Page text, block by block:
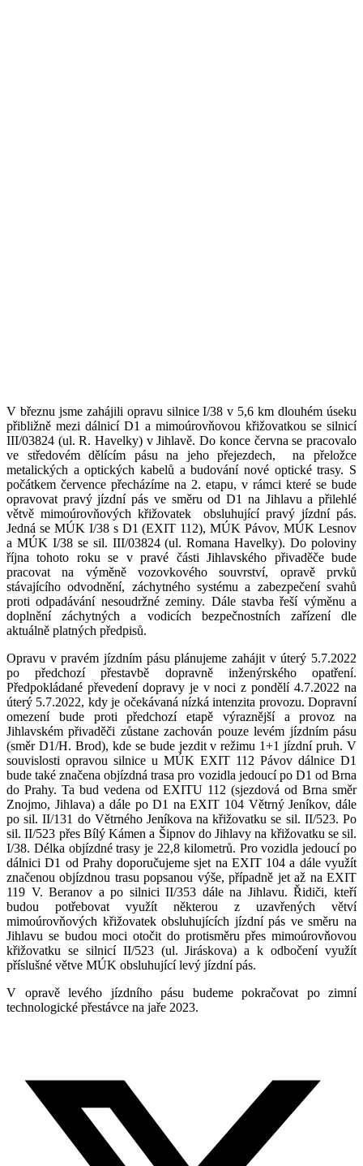
V březnu jsme zahájili opravu silnice I/38 v 5,6 km dlouhém úseku
přibližně mezi dálnicí D1 a mimoúrovňovou křižovatkou se silnicí
III/03824 (ul. R. Havelky) v Jihlavě. Do konce června se pracovalo
ve středovém dělícím pásu na jeho přejezdech, na přeložce
metalických a optických kabelů a budování nové optické trasy. S
počátkem července přecházíme na 2. etapu, v rámci které se bude
opravovat pravý jízdní pás ve směru od D1 na Jihlavu a přilehlé
větvě mimoúrovňových křižovatek obsluhující pravý jízdní pás.
Jedná se MÚK I/38 s D1 (EXIT 112), MÚK Pávov, MÚK Lesnov
a MÚK I/38 se sil. III/03824 (ul. Romana Havelky). Do poloviny
října tohoto roku se v pravé části Jihlavského přivaděče bude
pracovat na výměně vozovkového souvrství, opravě prvků
stávajícího odvodnění, záchytného systému a zabezpečení svahů
proti odpadávání nesoudržné zeminy. Dále stavba řeší výměnu a
doplnění záchytných a vodicích bezpečnostních zařízení dle
aktuálně platných předpisů.
Opravu v pravém jízdním pásu plánujeme zahájit v úterý 5.7.2022
po předchozí přestavbě dopravně inženýrského opatření.
Předpokládané převedení dopravy je v noci z pondělí 4.7.2022 na
úterý 5.7.2022, kdy je očekávaná nízká intenzita provozu. Dopravní
omezení bude proti předchozí etapě výraznější a provoz na
Jihlavském přivaděči zůstane zachován pouze levém jízdním pásu
(směr D1/H. Brod), kde se bude jezdit v režimu 1+1 jízdní pruh. V
souvislosti opravou silnice u MÚK EXIT 112 Pávov dálnice D1
bude také značena objízdná trasa pro vozidla jedoucí po D1 od Brna
do Prahy. Ta bud vedena od EXITU 112 (sjezdová od Brna směr
Znojmo, Jihlava) a dále po D1 na EXIT 104 Větrný Jeníkov, dále
po sil. II/131 do Větrného Jeníkova na křižovatku se sil. II/523. Po
sil. II/523 přes Bílý Kámen a Šipnov do Jihlavy na křižovatku se sil.
I/38. Délka objízdné trasy je 22,8 kilometrů. Pro vozidla jedoucí po
dálnici D1 od Prahy doporučujeme sjet na EXIT 104 a dále využít
značenou objízdnou trasu popsanou výše, případně jet až na EXIT
119 V. Beranov a po silnici II/353 dále na Jihlavu. Řidiči, kteří
budou potřebovat využít některou z uzavřených větví
mimoúrovňových křižovatek obsluhujících jízdní pás ve směru na
Jihlavu se budou moci otočit do protisměru přes mimoúrovňovou
křižovatku se silnicí II/523 (ul. Jiráskova) a k odbočení využít
příslušné větve MÚK obsluhující levý jízdní pás.
V opravě levého jízdního pásu budeme pokračovat po zimní
technologické přestávce na jaře 2023.